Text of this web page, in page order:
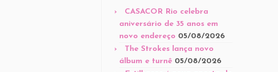
CASACOR Rio celebra
aniversário de 35 anos em
novo endereço 05/08/2026
The Strokes lança novo
álbum e turnê 05/08/2026